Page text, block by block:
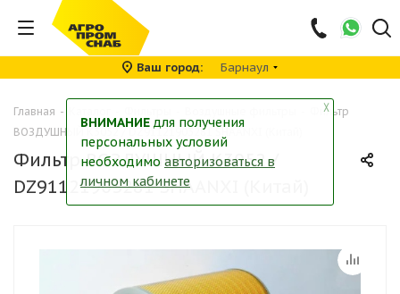
Ваш город Барнаул
Главная -
Фильтр
ВОЗДУШНЫЙ K3052 / DZ91121903281 SHAANXI (Китай)
Фильтр ВОЗДУШНЫЙ K3052 /
DZ91121903281 SHAANXI (Китай)
╳
ВНИМАНИЕ для получения
персональных условий
необходимо авторизоваться в
личном кабинете